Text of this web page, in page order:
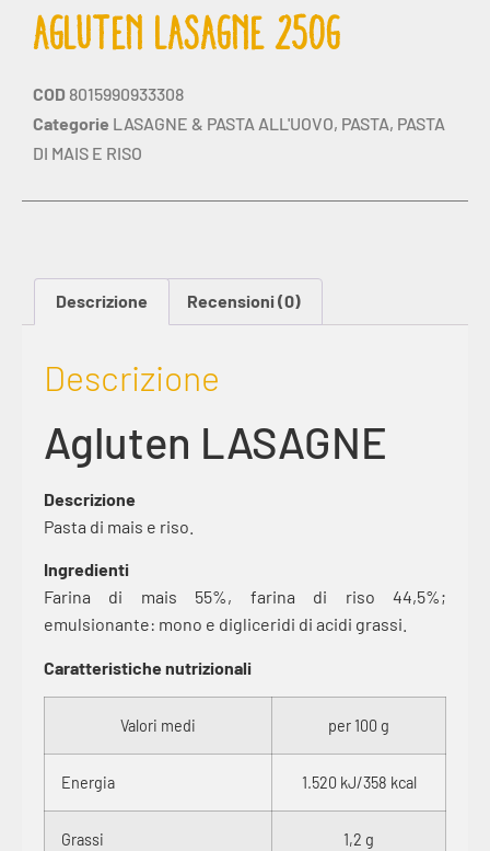
AGLUTEN LASAGNE 250G
COD 8015990933308
Categorie LASAGNE & PASTA ALL'UOVO, PASTA, PASTA
DI MAIS E RISO
Descrizione Recensioni (0)
Descrizione
Agluten LASAGNE
Descrizione
Pasta di mais e riso.
Ingredienti
Farina di mais 55%, farina di riso 44,5%;
emulsionante: mono e digliceridi di acidi grassi.
Caratteristiche nutrizionali
Valori medi per 100 g
Energia 1.520 kJ/358 kcal
Grassi
1,2 g